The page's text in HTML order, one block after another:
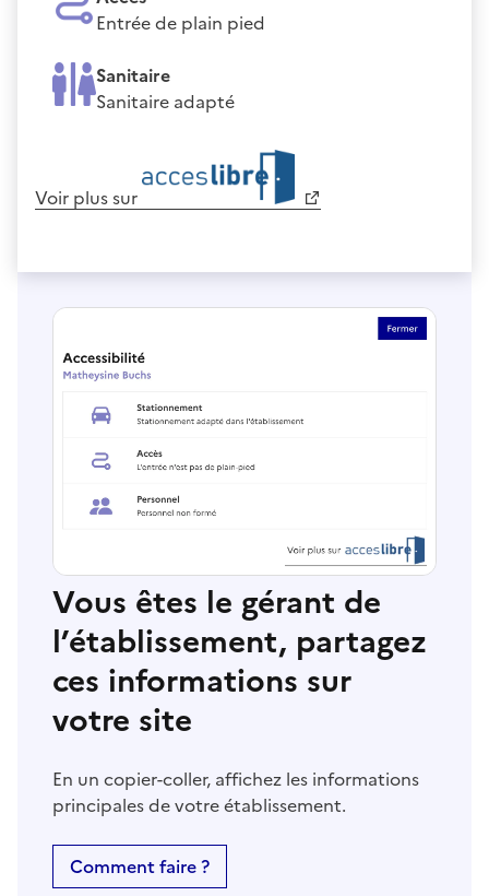
Entrée de plain pied
Sanitaire
Sanitaire adapté
Voir plus sur
Vous êtes le gérant de
l’établissement, partagez
ces informations sur
votre site
En un copier-coller, affichez les informations
principales de votre établissement.
Comment faire ?